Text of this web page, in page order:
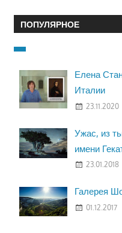
ПОПУЛЯРНОЕ
Елена
Италии
23.11.2020
Ужас, из
имени
23.01.2018
Галерея
01.12.2017